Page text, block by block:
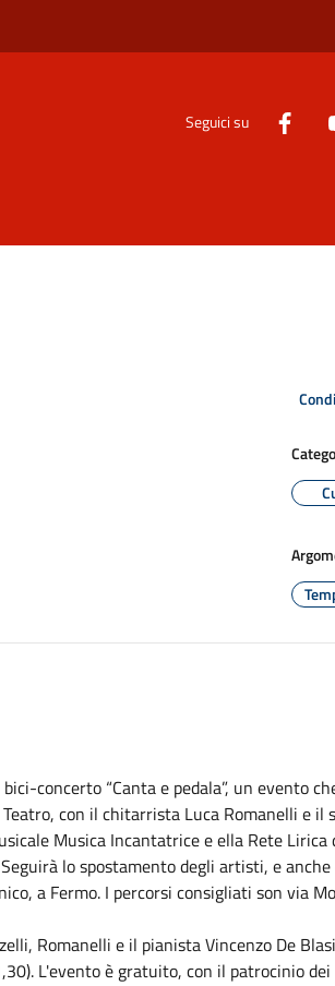
Seguici su
concerto “Canta e pedala”, un evento
con il chitarrista Luca Romanelli e il
Musica Incantatrice e ella Rete Lirica
lo spostamento degli artisti, e
a Fermo. I percorsi consigliati son via
Romanelli e il pianista Vincenzo De
L'evento è gratuito, con il patrocinio